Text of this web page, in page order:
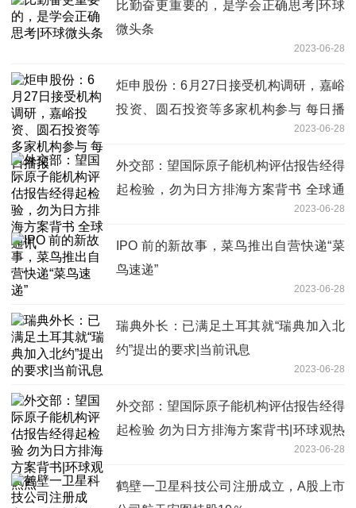
比勤奋更重要的，是学会正确思考|环球
微头条
2023-06-28
炬申股份：6月27日接受机构调研，嘉峪
投资、圆石投资等多家机构参与 每日播
2023-06-28
外交部：望国际原子能机构评估报告经得
起检验，勿为日方排海方案背书 全球通
2023-06-28
IPO 前的新故事，菜鸟推出自营快递“菜
鸟速递”
2023-06-28
瑞典外长：已满足土耳其就“瑞典加入北
约”提出的要求|当前讯息
2023-06-28
外交部：望国际原子能机构评估报告经得
起检验 勿为日方排海方案背书|环球观热
2023-06-28
鹤壁一卫星科技公司注册成立，A股上市